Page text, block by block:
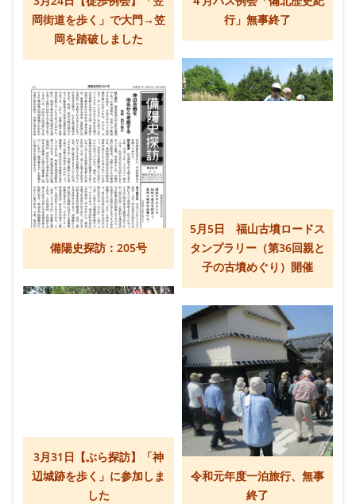
岡街道を歩く」で大門→笠
岡を踏破しました
行」無事終了
5月5日 福山古墳ロードス
タンプラリー（第36回親と
子の古墳めぐり）開催
備陽史探訪：205号
3月31日【ぶら探訪】「神
辺城跡を歩く」に参加しま
した
令和元年度一泊旅行、無事
終了